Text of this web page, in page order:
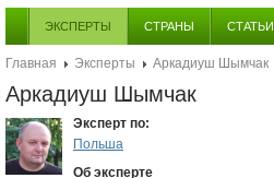
ЭКСПЕРТЫ СТРАНЫ СТАТЬИ
Главная Эксперты Аркадиуш Шымчак
Аркадиуш Шымчак
Эксперт по:
Польша
Об эксперте